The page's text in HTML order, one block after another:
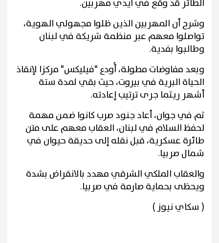
الطائر قد وقع في أيدي مهربين.
وشرح أن المهربين الذين ظلوا مجهولي الهوية،
تواصلوا معهم عبر منظمة شريكة في لبنان
وطالبوا بفدية.
وبعد مفاوضات مطولة، أُودع "فيليكس" مركزا لإنقاذ
الحياة البرية في بيروت، حيث بقي لمدة ستة
أشهر ريثما جرى ترتيب إعادته.
ثم في جوان، أعاد جنود صرب كانوا ضمن مهمة
لحفظ السلام في لبنان، العقاب معهم على متن
طائرة عسكرية، قبل نقله إلى حديقة حيوان في
شمال صربيا.
والعقاب الملكي الشرقي مهدد بالانقراض بشدة
ويحظى بحماية صارمة في صربيا.
( سكاي نيوز )